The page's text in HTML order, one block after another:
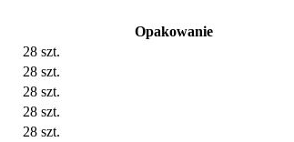
Opakowanie
28 szt.
28 szt.
28 szt.
28 szt.
28 szt.